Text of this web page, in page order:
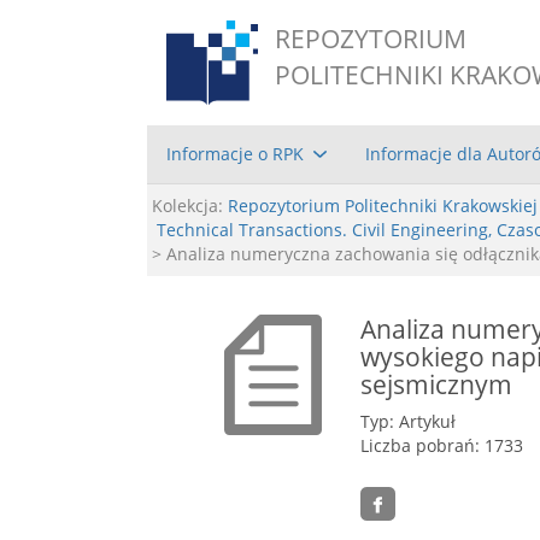
REPOZYTORIUM
POLITECHNIKI
Informacje o RPK Informacje dla
Kolekcja: Repozytorium Politechniki Krakowskiej
Technical Transactions. Civil Engineering,
> Analiza numeryczna zachowania się
Analiza
wysokiego
sejsmicznym
Typ: Artykuł
Liczba pobrań: 1733